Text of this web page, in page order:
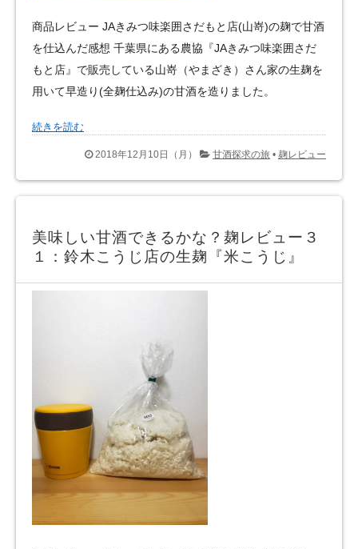
商品レビュー JAきみつ味楽囲さだもと店(山嵜)の麹で甘酒
を仕込んだ感想 千葉県にある農協『JAきみつ味楽囲さだ
もと店』で販売している山嵜（やまざき）さん家の生麹を
用いて早造り(全麹仕込み)の甘酒を造りました。
続きを読む
2018年12月10日（月） 甘酒探求の旅 • 麹レビュー
美味しい甘酒できるかな？麹レビュー３
１：鈴木こうじ店の生麹『米こうじ』